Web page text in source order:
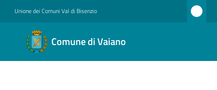
Unione dei Comuni Val di Bisenzio
Comune di Vaiano
Comune
di
Vaiano